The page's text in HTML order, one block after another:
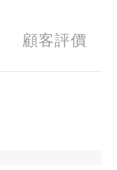
顧客評價